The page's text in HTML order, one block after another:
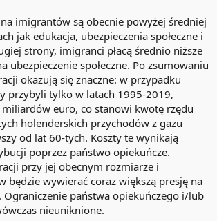
i wariantu wirusa. Osoby z grup
starsze i osoby z chorobami przewlekłymi,
na ciężki przebieg choroby.
chorób współistniejących,
lekko, jednak bardzo często pozostaje im tzw.
utrzymywanie się różnych objawów
miesiące i lata.
po COVID-19 należą:
zmęczenie
pamięcią
snem
imigrantów są obecnie powyżej średniej
jak edukacja, ubezpieczenia społeczne i
strony, imigranci płacą średnio niższe
ubezpieczenie społeczne. Po zsumowaniu
okazują się znaczne: w przypadku
przybyli tylko w latach 1995-2019,
euro, co stanowi kwotę rzędu
holenderskich przychodów z gazu
od lat 60-tych. Koszty te wynikają
poprzez państwo opiekuńcze.
przy jej obecnym rozmiarze i
będzie wywierać coraz większą presję na
Ograniczenie państwa opiekuńczego i/lub
nieuniknione.